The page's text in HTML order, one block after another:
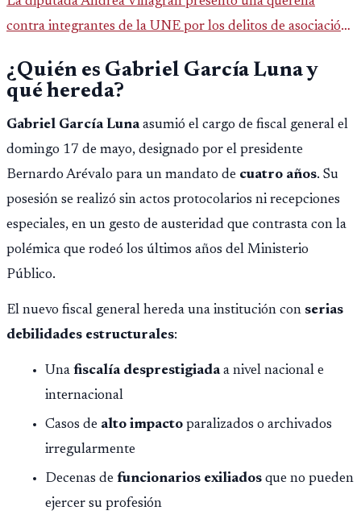
contra integrantes de la UNE por los delitos de asociación
¿Quién es Gabriel García Luna y
qué hereda?
Gabriel García Lunaasumió el cargo de fiscal general el
domingo 17 de mayo, designado por el presidente
Bernardo Arévalo para un mandato de cuatro años. Su
posesión se realizó sin actos protocolarios ni recepciones
especiales, en un gesto de austeridad que contrasta con la
polémica que rodeó los últimos años del Ministerio
Público.
El nuevo fiscal general hereda una institución con serias
debilidades estructurales:
Una fiscalía desprestigiadaa nivel nacional e
internacional
Casos de alto impacto paralizados o archivados
irregularmente
Decenas de funcionarios exiliados que no pueden
ejercer su profesión